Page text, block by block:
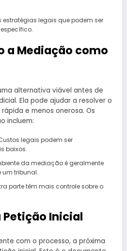
estratégias legais que podem ser
a Mediação como
alternativa viável antes de
Ela pode ajudar a resolver o
e menos onerosa. Os
incluem:
legais podem ser
baixos.
da mediação é geralmente
um tribunal.
parte têm mais controle sobre o
Petição Inicial
com o processo, a próxima